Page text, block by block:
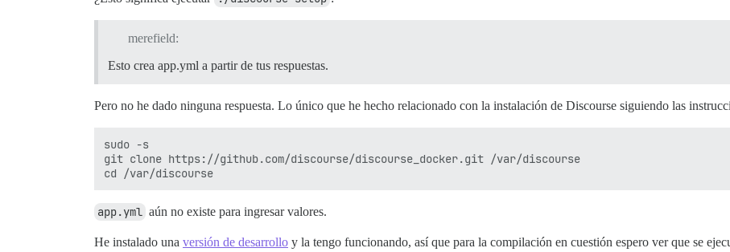
merefield:
Esto crea app.yml a partir de tus respuestas.
Pero no he dado ninguna respuesta. Lo único que he hecho relacionado con la instalación de Discourse siguiendo las
sudo -s
git clone https://github.com/discourse/discourse_docker.git /var/discourse
app.yml aún no existe para ingresar valores.
He instalado una versión de desarrollo y la tengo funcionando, así que para la compilación en cuestión espero ver que se